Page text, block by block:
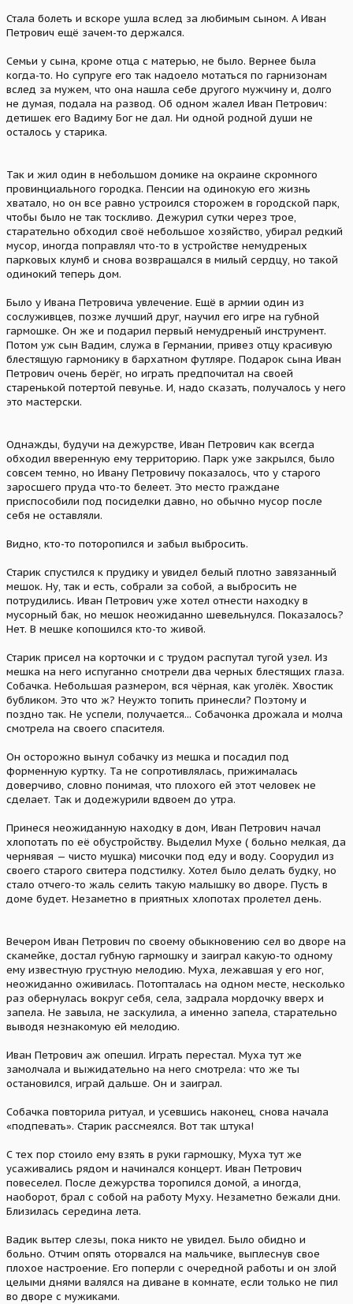
Стала болеть и вскоре ушла вслед за любимым сыном. А Иван
Петрович ещё зачем-то держался.
Семьи у сына, кроме отца с матерью, не было. Вернее была
когда-то. Но супруге его так надоело мотаться по гарнизонам
вслед за мужем, что она нашла себе другого мужчину и, долго
не думая, подала на развод. Об одном жалел Иван Петрович:
детишек его Вадиму Бог не дал. Ни одной родной души не
осталось у старика.
Так и жил один в небольшом домике на окраине скромного
провинциального городка. Пенсии на одинокую его жизнь
хватало, но он все равно устроился сторожем в городской парк,
чтобы было не так тоскливо. Дежурил сутки через трое,
старательно обходил своё небольшое хозяйство, убирал редкий
мусор, иногда поправлял что-то в устройстве немудреных
парковых клумб и снова возвращался в милый сердцу, но такой
одинокий теперь дом.
Было у Ивана Петровича увлечение. Ещё в армии один из
сослуживцев, позже лучший друг, научил его игре на губной
гармошке. Он же и подарил первый немудреный инструмент.
Потом уж сын Вадим, служа в Германии, привез отцу красивую
блестящую гармонику в бархатном футляре. Подарок сына Иван
Петрович очень берёг, но играть предпочитал на своей
старенькой потертой певунье. И, надо сказать, получалось у него
это мастерски.
Однажды, будучи на дежурстве, Иван Петрович как всегда
обходил вверенную ему территорию. Парк уже закрылся, было
совсем темно, но Ивану Петровичу показалось, что у старого
заросшего пруда что-то белеет. Это место граждане
приспособили под посиделки давно, но обычно мусор после
себя не оставляли.
Видно, кто-то поторопился и забыл выбросить.
Старик спустился к прудику и увидел белый плотно завязанный
мешок. Ну, так и есть, собрали за собой, а выбросить не
потрудились. Иван Петрович уже хотел отнести находку в
мусорный бак, но мешок неожиданно шевельнулся. Показалось?
Нет. В мешке копошился кто-то живой.
Старик присел на корточки и с трудом распутал тугой узел. Из
мешка на него испуганно смотрели два черных блестящих глаза.
Собачка. Небольшая размером, вся чёрная, как уголёк. Хвостик
бубликом. Это что ж? Неужто топить принесли? Поэтому и
поздно так. Не успели, получается... Собачонка дрожала и молча
смотрела на своего спасителя.
Он осторожно вынул собачку из мешка и посадил под
форменную куртку. Та не сопротивлялась, прижималась
доверчиво, словно понимая, что плохого ей этот человек не
сделает. Так и додежурили вдвоем до утра.
Принеся неожиданную находку в дом, Иван Петрович начал
хлопотать по её обустройству. Выделил Мухе ( больно мелкая, да
чернявая — чисто мушка) мисочки под еду и воду. Соорудил из
своего старого свитера подстилку. Хотел было делать будку, но
стало отчего-то жаль селить такую малышку во дворе. Пусть в
доме будет. Незаметно в приятных хлопотах пролетел день.
Вечером Иван Петрович по своему обыкновению сел во дворе на
скамейке, достал губную гармошку и заиграл какую-то одному
ему известную грустную мелодию. Муха, лежавшая у его ног,
неожиданно оживилась. Потопталась на одном месте, несколько
раз обернулась вокруг себя, села, задрала мордочку вверх и
запела. Не завыла, не заскулила, а именно запела, старательно
выводя незнакомую ей мелодию.
Иван Петрович аж опешил. Играть перестал. Муха тут же
замолчала и выжидательно на него смотрела: что же ты
остановился, играй дальше. Он и заиграл.
Собачка повторила ритуал, и усевшись наконец, снова начала
«подпевать». Старик рассмеялся. Вот так штука!
С тех пор стоило ему взять в руки гармошку, Муха тут же
усаживались рядом и начинался концерт. Иван Петрович
повеселел. После дежурства торопился домой, а иногда,
наоборот, брал с собой на работу Муху. Незаметно бежали дни.
Близилась середина лета.
Вадик вытер слезы, пока никто не увидел. Было обидно и
больно. Отчим опять оторвался на мальчике, выплеснув свое
плохое настроение. Его поперли с очередной работы и он злой
целыми днями валялся на диване в комнате, если только не пил
во дворе с мужиками.